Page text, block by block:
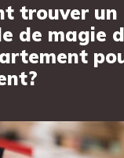
trouver un
de magie